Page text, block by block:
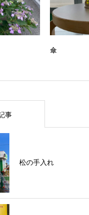
傘
事
松の手入れ